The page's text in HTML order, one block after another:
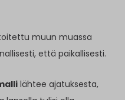
muun muassa
että paikallisesti.
lähtee ajatuksesta,